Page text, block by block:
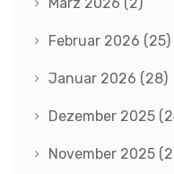
März 2026 (2)
Februar 2026 (25)
Januar 2026 (28)
Dezember 2025
November 2025